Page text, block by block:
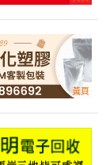
立即報價
立即報價